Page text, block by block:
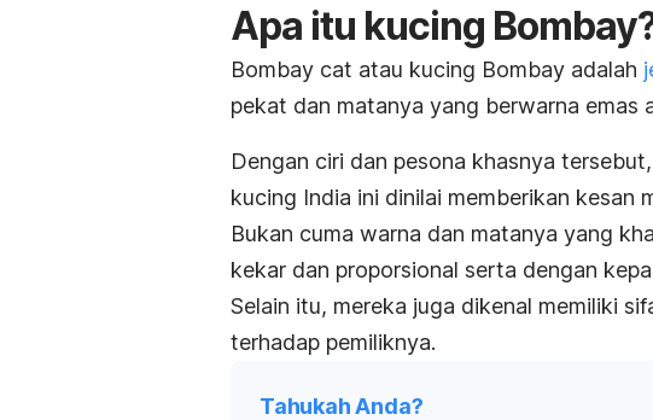
Apa itu kucing
Bombay cat atau kucing Bombay adalah
pekat dan matanya yang berwarna emas
Dengan ciri dan pesona khasnya
kucing India ini dinilai memberikan kesan
Bukan cuma warna dan matanya yang
kekar dan proporsional serta dengan
Selain itu, mereka juga dikenal memiliki
terhadap pemiliknya.
Tahukah Anda?